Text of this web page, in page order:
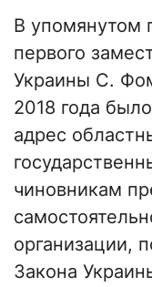
В упомянутом
первого
Украины С.
2018 года
адрес
чиновникам
организации,
Закона